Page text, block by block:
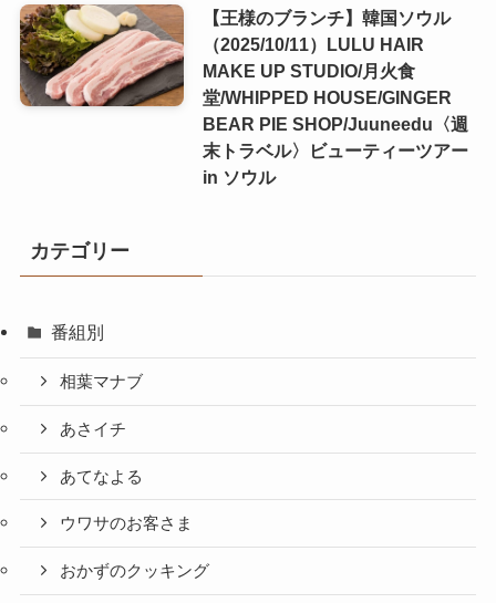
【王様のブランチ】韓国ソウル
（2025/10/11）LULU HAIR
MAKE UP STUDIO/月火食
堂/WHIPPED HOUSE/GINGER
BEAR PIE SHOP/Juuneedu〈週
末トラベル〉ビューティーツアー
in ソウル
カテゴリー
番組別
相葉マナブ
あさイチ
あてなよる
ウワサのお客さま
おかずのクッキング